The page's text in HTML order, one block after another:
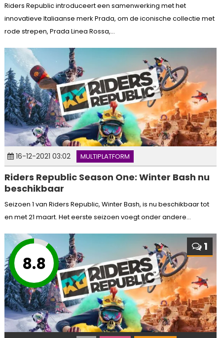
Riders Republic introduceert een samenwerking met het
innovatieve Italiaanse merk Prada, om de iconische collectie met
rode strepen, Prada Linea Rossa,...
16-12-2021 03:02 MULTIPLATFORM
Riders Republic Season One: Winter Bash nu
beschikbaar
Seizoen 1 van Riders Republic, Winter Bash, is nu beschikbaar tot
en met 21 maart. Het eerste seizoen voegt onder andere...
8.8
1